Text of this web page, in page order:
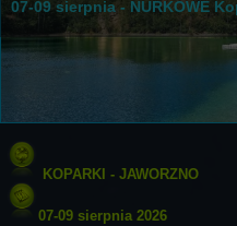
KOPARKI - JAWORZNO
07-09 sierpnia 2026
07-09 sierpnia - NURKOWE